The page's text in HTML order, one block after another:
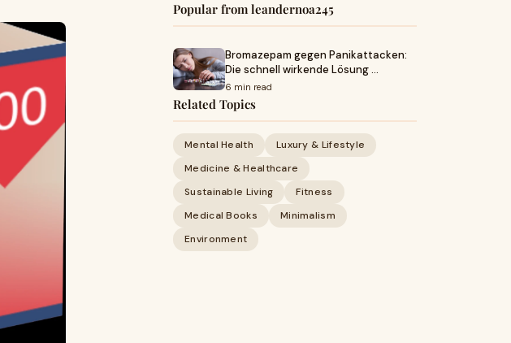
Popular from leandernoa245
Bromazepam gegen Panikattacken:
Die schnell wirkende Lösung …
6 min read
Related Topics
Mental Health
Luxury & Lifestyle
Medicine & Healthcare
Sustainable Living
Fitness
Medical Books
Minimalism
Environment